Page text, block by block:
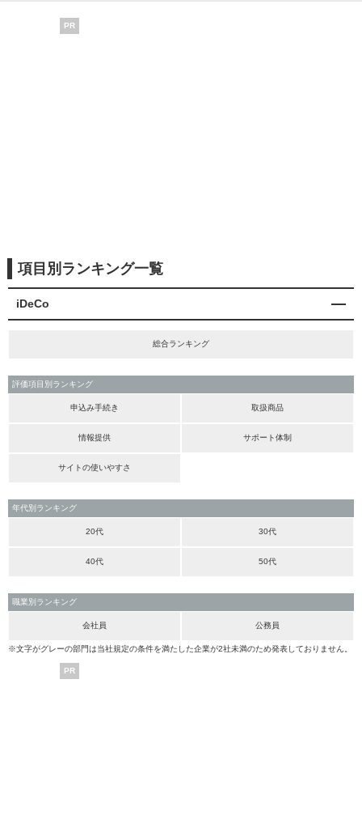
PR
項目別ランキング一覧
iDeCo
総合ランキング
評価項目別ランキング
申込み手続き 取扱商品
情報提供 サポート体制
サイトの使いやすさ
年代別ランキング
20代 30代
40代 50代
職業別ランキング
会社員 公務員
※文字がグレーの部門は当社規定の条件を満たした企業が2社未満のため発表しておりません。
PR